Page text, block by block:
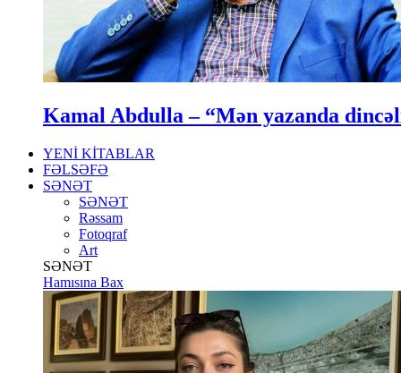
Kamal Abdulla – “Mən yazanda
YENİ KİTABLAR
FƏLSƏFƏ
SƏNƏT
SƏNƏT
Rəssam
Fotoqraf
Art
SƏNƏT
Hamısına Bax